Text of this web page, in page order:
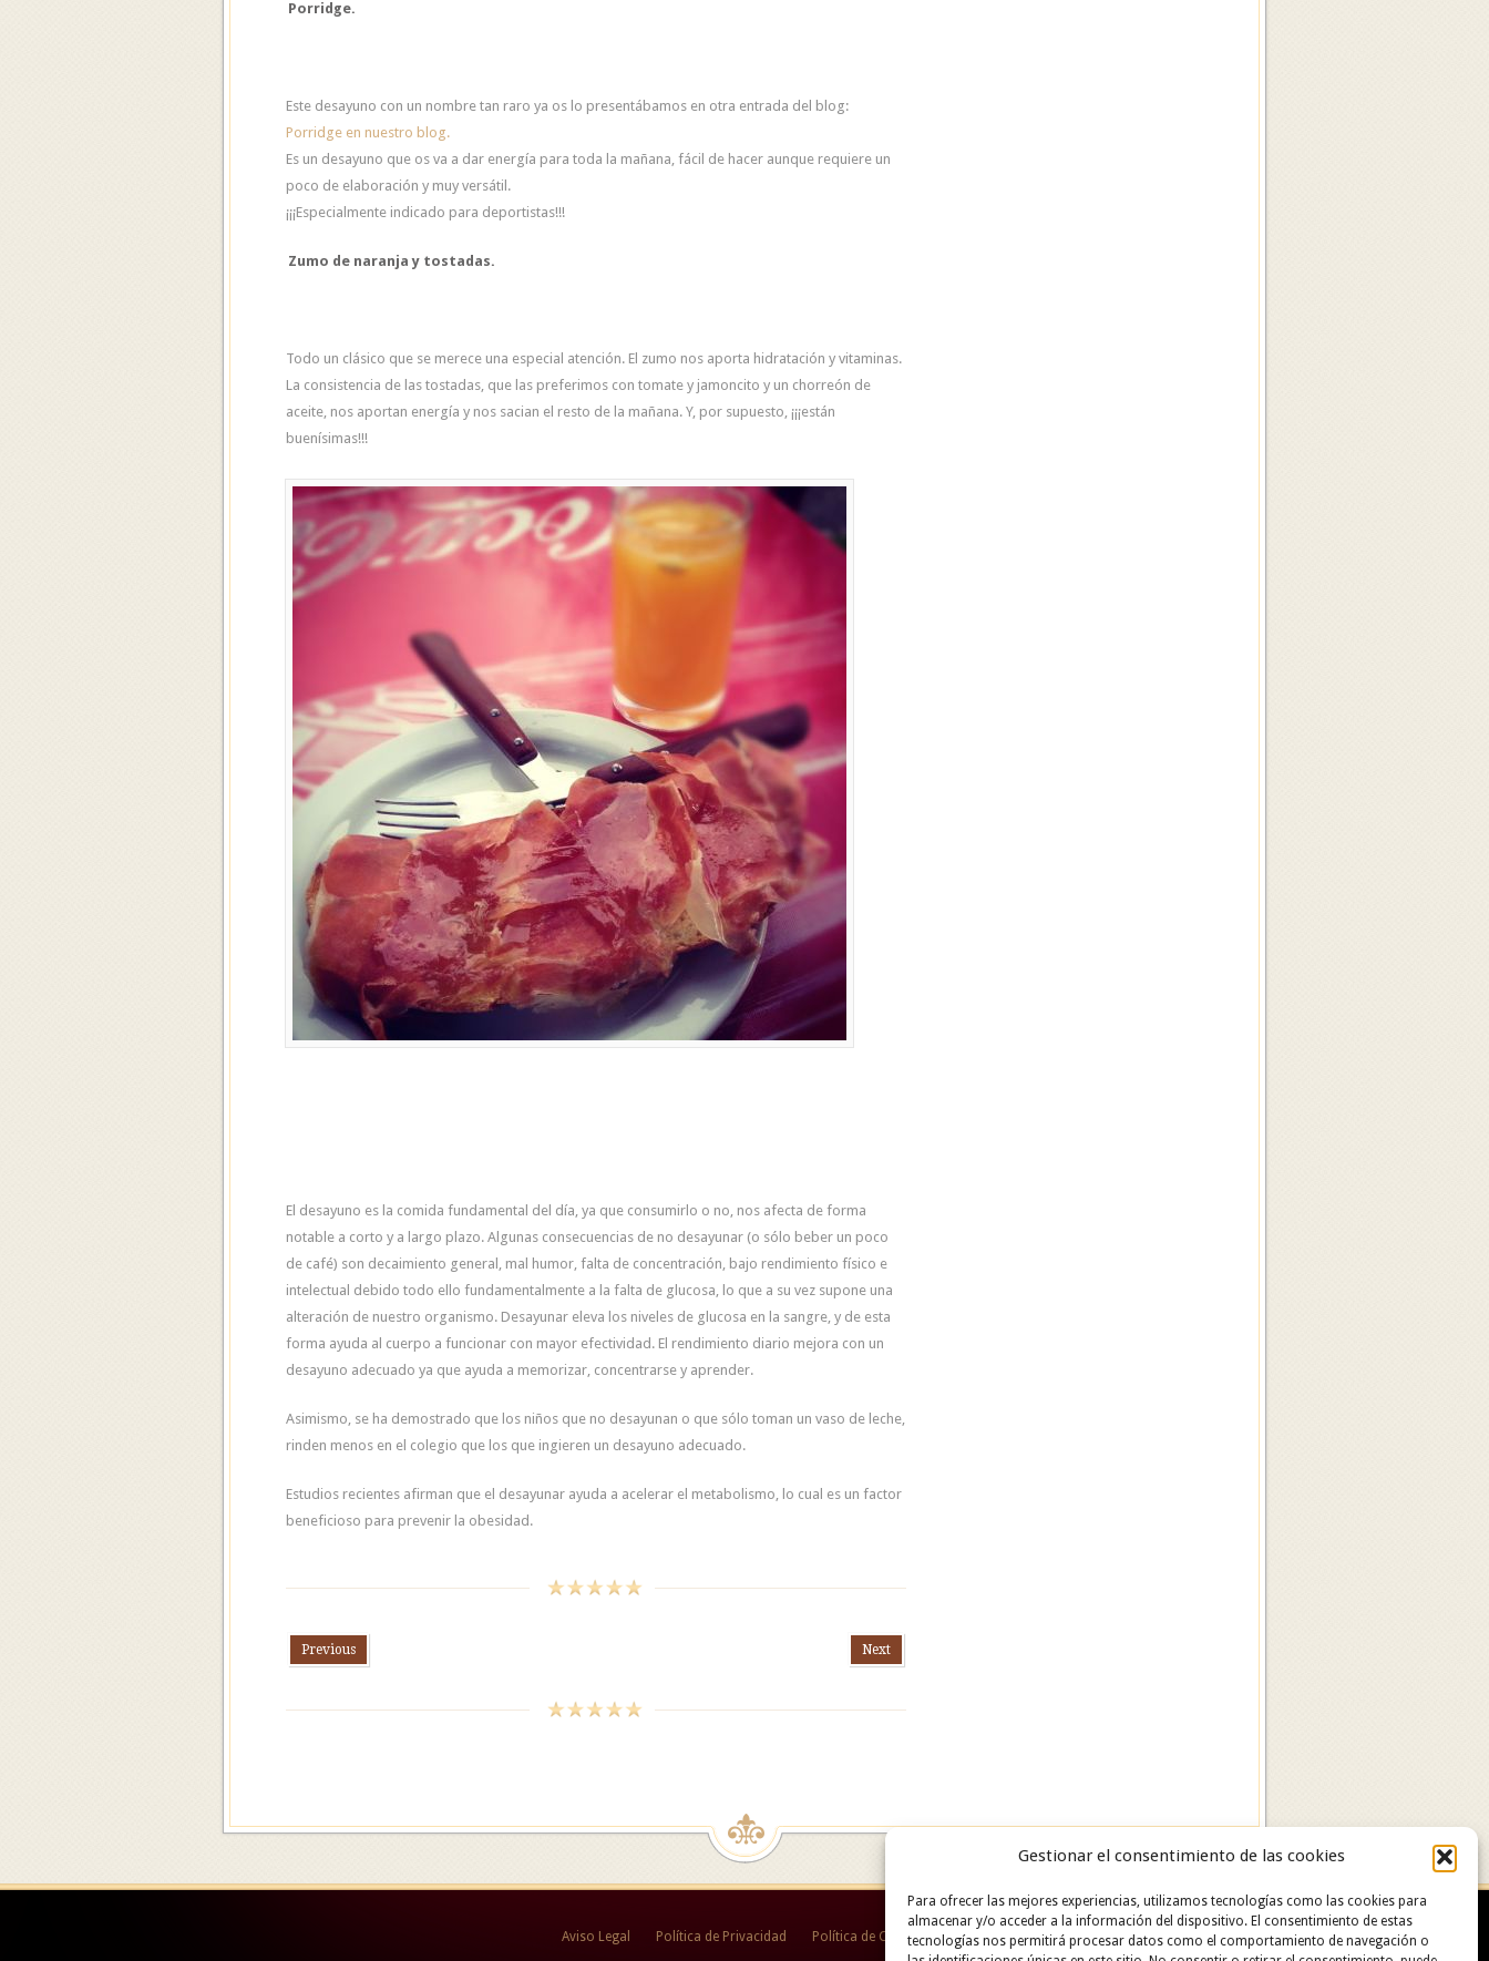
Gestionar el consentimiento de las cookies
Para ofrecer las mejores experiencias, utilizamos tecnologías como las cookies para
almacenar y/o acceder a la información del dispositivo. El consentimiento de estas
tecnologías nos permitirá procesar datos como el comportamiento de navegación o
Porridge.
Este desayuno con un nombre tan raro ya os lo presentábamos en otra entrada del blog:
Porridge en nuestro blog.
Es un desayuno que os va a dar energía para toda la mañana, fácil de hacer aunque requiere un
poco de elaboración y muy versátil.
¡¡¡Especialmente indicado para deportistas!!!
Zumo de naranja y tostadas.
Todo un clásico que se merece una especial atención. El zumo nos aporta hidratación y vitaminas.
La consistencia de las tostadas, que las preferimos con tomate y jamoncito y un chorreón de
aceite, nos aportan energía y nos sacian el resto de la mañana. Y, por supuesto, ¡¡¡están
buenísimas!!!
El desayuno es la comida fundamental del día, ya que consumirlo o no, nos afecta de forma
notable a corto y a largo plazo. Algunas consecuencias de no desayunar (o sólo beber un poco
de café) son decaimiento general, mal humor, falta de concentración, bajo rendimiento físico e
intelectual debido todo ello fundamentalmente a la falta de glucosa, lo que a su vez supone una
alteración de nuestro organismo. Desayunar eleva los niveles de glucosa en la sangre, y de esta
forma ayuda al cuerpo a funcionar con mayor efectividad. El rendimiento diario mejora con un
desayuno adecuado ya que ayuda a memorizar, concentrarse y aprender.
Asimismo, se ha demostrado que los niños que no desayunan o que sólo toman un vaso de leche,
rinden menos en el colegio que los que ingieren un desayuno adecuado.
Estudios recientes afirman que el desayunar ayuda a acelerar el metabolismo, lo cual es un factor
beneficioso para prevenir la obesidad.
Previous Next
Aviso Legal Política de Privacidad Política de Cookies